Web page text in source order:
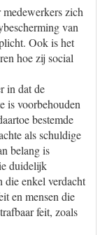
zich
van
Ook is het
hoe zij social
in dat de
is voorbehouden
bestemde
als schuldige
belang is
duidelijk
die enkel verdacht
en mensen die
feit, zoals